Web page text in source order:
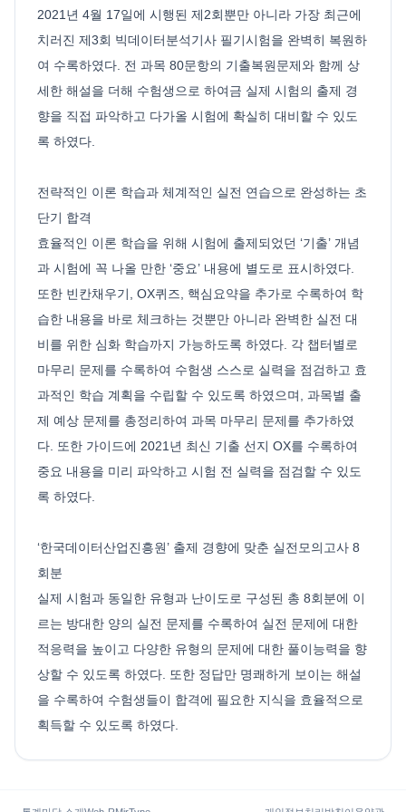
2021년 4월 17일에 시행된 제2회뿐만 아니라 가장 최근에
치러진 제3회 빅데이터분석기사 필기시험을 완벽히 복원하
여 수록하였다. 전 과목 80문항의 기출복원문제와 함께 상
세한 해설을 더해 수험생으로 하여금 실제 시험의 출제 경
향을 직접 파악하고 다가올 시험에 확실히 대비할 수 있도
록 하였다.
전략적인 이론 학습과 체계적인 실전 연습으로 완성하는 초
단기 합격
효율적인 이론 학습을 위해 시험에 출제되었던 ‘기출’ 개념
과 시험에 꼭 나올 만한 ‘중요’ 내용에 별도로 표시하였다.
또한 빈칸채우기, OX퀴즈, 핵심요약을 추가로 수록하여 학
습한 내용을 바로 체크하는 것뿐만 아니라 완벽한 실전 대
비를 위한 심화 학습까지 가능하도록 하였다. 각 챕터별로
마무리 문제를 수록하여 수험생 스스로 실력을 점검하고 효
과적인 학습 계획을 수립할 수 있도록 하였으며, 과목별 출
제 예상 문제를 총정리하여 과목 마무리 문제를 추가하였
다. 또한 가이드에 2021년 최신 기출 선지 OX를 수록하여
중요 내용을 미리 파악하고 시험 전 실력을 점검할 수 있도
록 하였다.
‘한국데이터산업진흥원’ 출제 경향에 맞춘 실전모의고사 8
회분
실제 시험과 동일한 유형과 난이도로 구성된 총 8회분에 이
르는 방대한 양의 실전 문제를 수록하여 실전 문제에 대한
적응력을 높이고 다양한 유형의 문제에 대한 풀이능력을 향
상할 수 있도록 하였다. 또한 정답만 명쾌하게 보이는 해설
을 수록하여 수험생들이 합격에 필요한 지식을 효율적으로
획득할 수 있도록 하였다.